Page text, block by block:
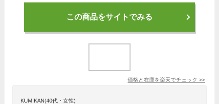
この商品をサイトでみる
価格と在庫を楽天でチェック >>
KUMIKAN(40代・女性)